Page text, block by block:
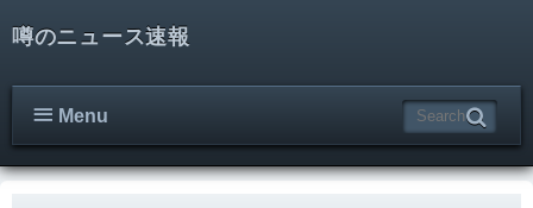
噂のニュース速報
Menu